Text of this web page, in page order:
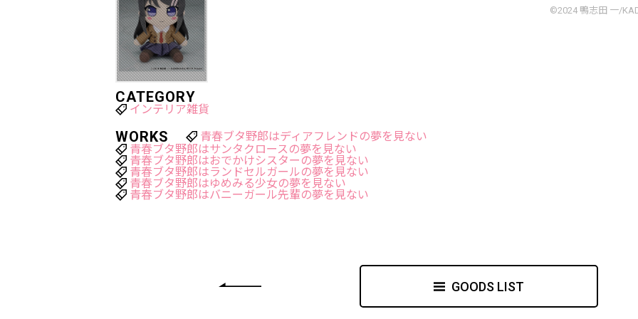
©2024 鴨志田 一/
CATEGORY
インテリア雑貨
WORKS
青春ブタ野郎はディアフレンドの夢を見ない
青春ブタ野郎はサンタクロースの夢を見ない
青春ブタ野郎はおでかけシスターの夢を見ない
青春ブタ野郎はランドセルガールの夢を見ない
青春ブタ野郎はゆめみる少女の夢を見ない
青春ブタ野郎はバニーガール先輩の夢を見ない
GOODS LIST